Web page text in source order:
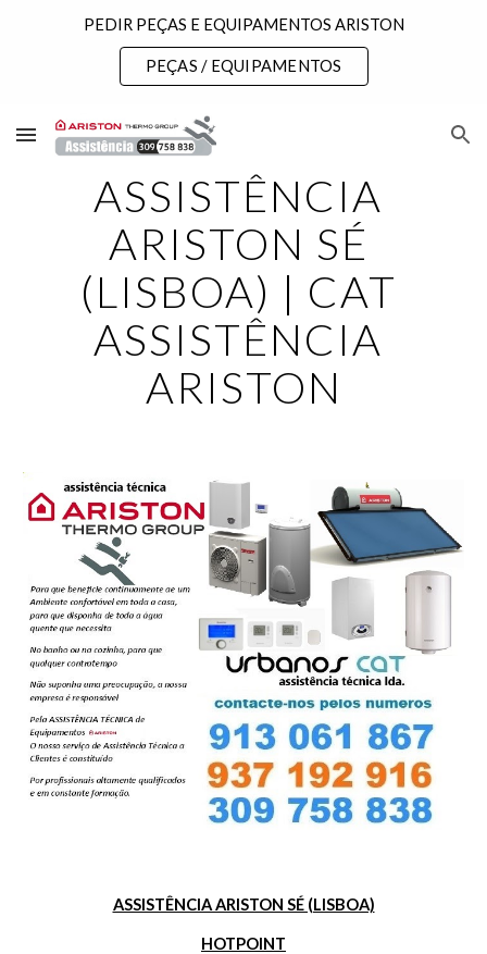
Skip to main content
PEDIR PEÇAS E EQUIPAMENTOS ARISTON
PEÇAS / EQUIPAMENTOS
ASSISTÊNCIA
ARISTON SÉ
(LISBOA) | CAT
ASSISTÊNCIA
ARISTON
ASSISTÊNCIA ARISTON SÉ (LISBOA)
HOTPOINT